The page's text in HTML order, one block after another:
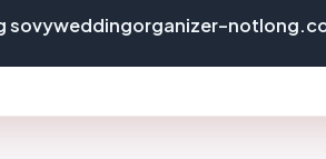
sovyweddingorganizer-